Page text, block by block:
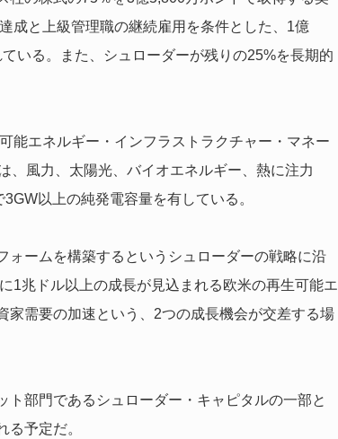
成と上級管理職の継続雇用を条件とした、1億
いる。また、シュローダーが残りの25%を長期的
能エネルギー・インフラストラクチャー・マネー
、風力、太陽光、バイオエネルギー、熱に注力
以上の純発電容量を有している。
ォームを構築するというシュローダーの戦略に沿
1兆ドル以上の成長が見込まれる欧米の再生可能エ
需要の加速という、2つの成長機会が交差する場
部門であるシュローダー・キャピタルの一部と
予定だ。